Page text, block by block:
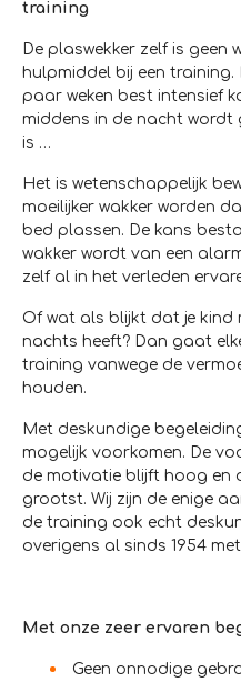
training
De plaswekker zelf is geen
hulpmiddel bij een training.
paar weken best intensief
middens in de nacht wordt
is …
Het is wetenschappelijk
moeilijker wakker worden
bed plassen. De kans
wakker wordt van een
zelf al in het verleden
Of wat als blijkt dat je kind
nachts heeft? Dan gaat
training vanwege de
houden.
Met deskundige
mogelijk voorkomen. De
de motivatie blijft hoog en
grootst. Wij zijn de enige
de training ook echt
overigens al sinds 1954
Met onze zeer ervaren
Geen onnodige